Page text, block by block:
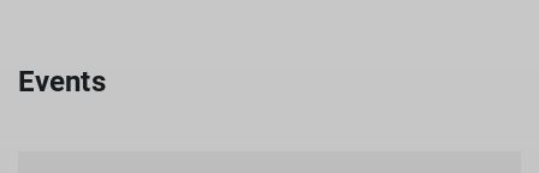
Events